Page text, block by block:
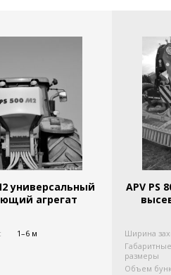
универсальный
агрегат
1–6 м
APV PS
Ширина
Габаритные
размеры
Объем